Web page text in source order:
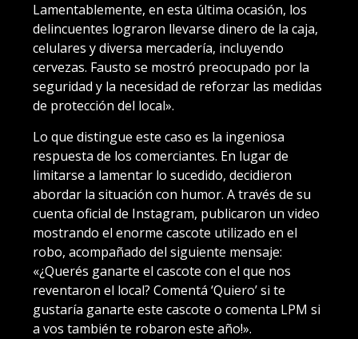
Lamentablemente, en esta última ocasión, los
delincuentes lograron llevarse dinero de la caja,
celulares y diversa mercadería, incluyendo
cervezas. Fausto se mostró preocupado por la
seguridad y la necesidad de reforzar las medidas
de protección del local».
Lo que distingue este caso es la ingeniosa
respuesta de los comerciantes. En lugar de
limitarse a lamentar lo sucedido, decidieron
abordar la situación con humor. A través de su
cuenta oficial de Instagram, publicaron un video
mostrando el enorme cascote utilizado en el
robo, acompañado del siguiente mensaje:
«¿Querés ganarte el cascote con el que nos
reventaron el local? Comentá ‘Quiero’ si te
gustaría ganarte este cascote o comenta LPM si
a vos también te robaron este año!».